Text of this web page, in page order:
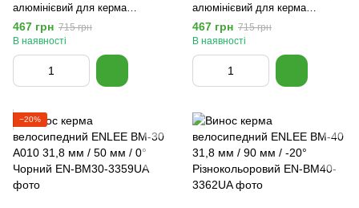
алюмінієвий для керма
діаметром 31,8 мм довжина 45
мм Червоний
467 грн 715 грн
В наявності
алюмінієвий для керма
діаметром 31,8 мм довжина 45
мм Чорний
467 грн 715 грн
В наявності
−20%